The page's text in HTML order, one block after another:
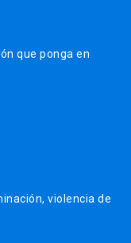
que ponga en
violencia de